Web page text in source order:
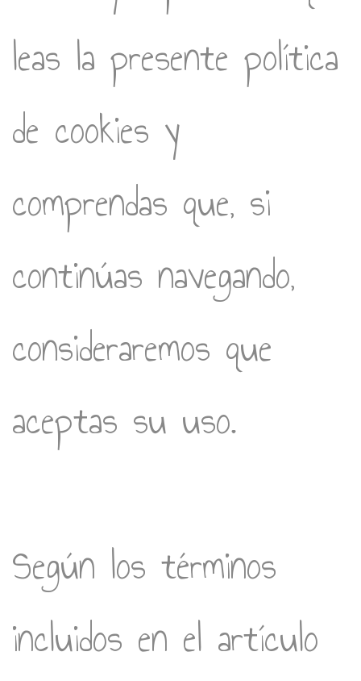
leas la presente política
de cookies y
comprendas que, si
continúas navegando,
consideraremos que
aceptas su uso.
Según los términos
incluidos en el artículo